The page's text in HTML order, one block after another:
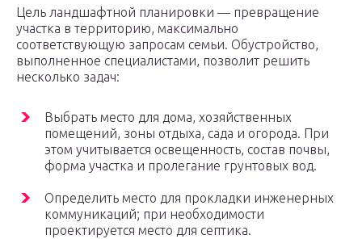
Цель ландшафтной планировки — превращение
участка в территорию, максимально
соответствующую запросам семьи. Обустройство,
выполненное специалистами, позволит решить
несколько задач:
Выбрать место для дома, хозяйственных
помещений, зоны отдыха, сада и огорода. При
этом учитывается освещенность, состав почвы,
форма участка и пролегание грунтовых вод.
Определить место для прокладки инженерных
коммуникаций; при необходимости
проектируется место для септика.